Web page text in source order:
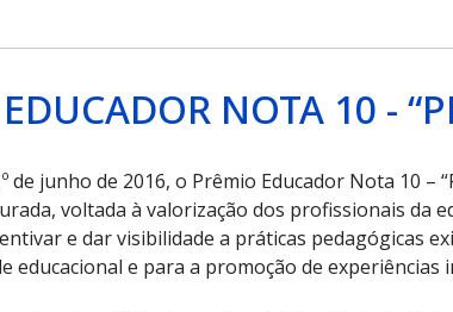
NOTA 10 -
de junho de 2016, o Prêmio Educador Nota 10 –
voltada à valorização dos profissionais da
e dar visibilidade a práticas pedagógicas
e para a promoção de